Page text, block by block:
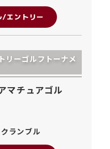
/エントリー
リーゴルフトーナメ
チュアゴル
ランブル